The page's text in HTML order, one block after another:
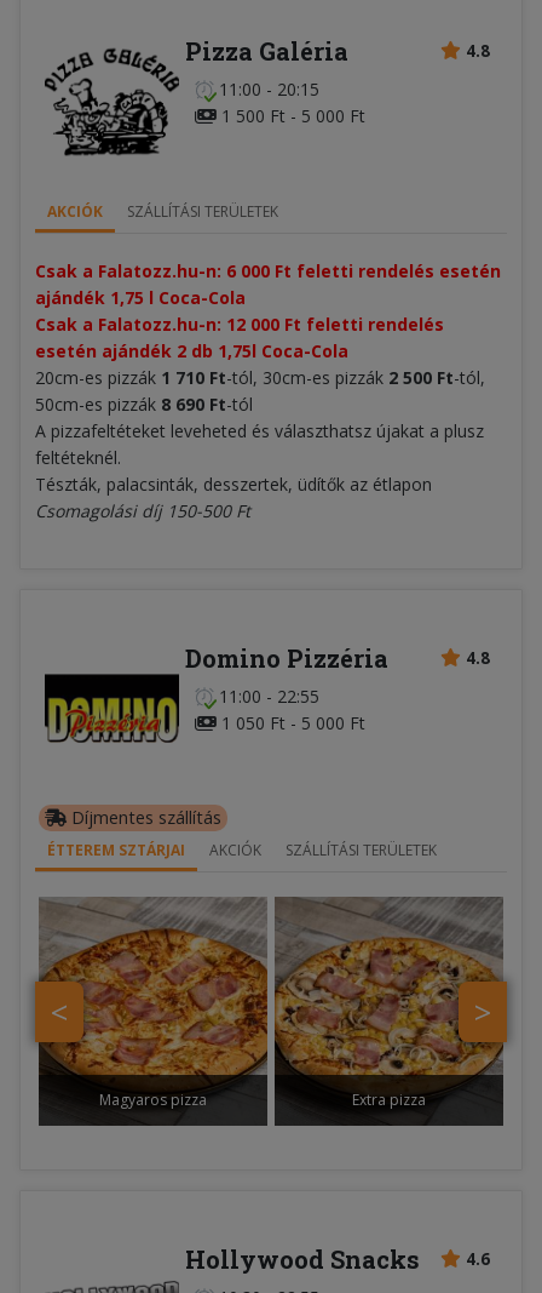
4.8
Pizza Galéria
11:00 - 20:15
1 500 Ft - 5 000 Ft
AKCIÓK SZÁLLÍTÁSI TERÜLETEK
Csak a Falatozz.hu-n: 6 000 Ft feletti rendelés esetén
ajándék 1,75 l Coca-Cola
Csak a Falatozz.hu-n: 12 000 Ft feletti rendelés
esetén ajándék 2 db 1,75l Coca-Cola
20cm-es pizzák 1 710 Ft-tól, 30cm-es pizzák 2 500 Ft-tól,
50cm-es pizzák 8 690 Ft-tól
A pizzafeltéteket leveheted és választhatsz újakat a plusz
feltéteknél.
Tészták, palacsinták, desszertek, üdítők az étlapon
Csomagolási díj 150-500 Ft
4.8
Domino Pizzéria
11:00 - 22:55
1 050 Ft - 5 000 Ft
Díjmentes szállítás
ÉTTEREM SZTÁRJAI AKCIÓK SZÁLLÍTÁSI TERÜLETEK
>
<
Magyaros pizza Extra pizza
4.6
Hollywood Snacks